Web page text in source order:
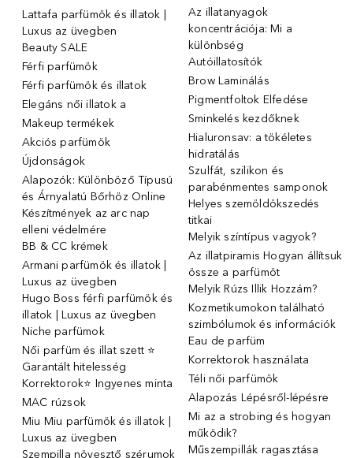
Lattafa parfümök és illatok |
Luxus az üvegben
Beauty SALE
Férfi parfümök
Férfi parfümök és illatok
Elegáns női illatok ️a
Makeup termékek
Akciós parfümök
Újdonságok
Alapozók: Különböző Típusú
és Árnyalatú Bőrhöz Online
Készítmények az arc nap
elleni védelmére
BB & CC krémek
Armani parfümök és illatok |
Luxus az üvegben
Hugo Boss férfi parfümök és
illatok | Luxus az üvegben
Niche parfümok
Női parfüm és illat szett ⭐
Garantált hitelesség
Korrektorok⭐ Ingyenes minta
MAC rúzsok
Miu Miu parfümök és illatok |
Luxus az üvegben
Szempilla növesztő szérumok
Az illatanyagok
koncentrációja: Mi a
különbség
Autóillatosítók
Brow Laminálás
Pigmentfoltok Elfedése
Sminkelés kezdőknek
Hialuronsav: a tökéletes
hidratálás
Szulfát, szilikon és
parabénmentes samponok
Helyes szemöldökszedés
titkai
Melyik színtípus vagyok?
Az illatpiramis Hogyan állítsuk
össze a parfümöt
Melyik Rúzs Illik Hozzám?
Kozmetikumokon található
szimbólumok és információk
Eau de parfüm
Korrektorok használata
Téli női parfümök
Alapozás Lépésről-lépésre
Mi az a strobing és hogyan
működik?
Műszempillák ragasztása